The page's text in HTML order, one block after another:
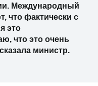
Международный
что фактически с
это
что это очень
министр.